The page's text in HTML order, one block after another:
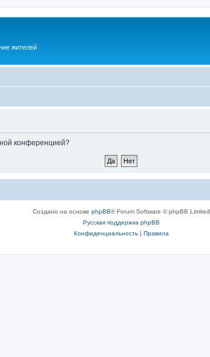
жителей
конференцией?
Создано на основе phpBB® Forum Software © phpBB Limited
Русская поддержка phpBB
Конфиденциальность| Правила